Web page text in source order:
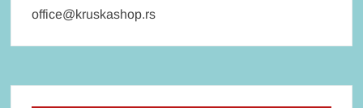
office@kruskashop.rs